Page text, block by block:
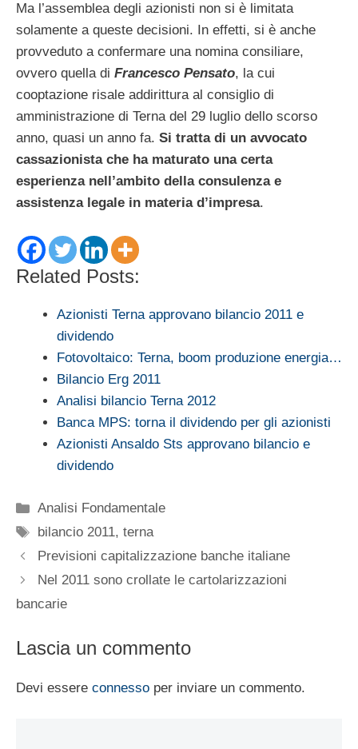
Ma l’assemblea degli azionisti non si è limitata
solamente a queste decisioni. In effetti, si è anche
provveduto a confermare una nomina consiliare,
ovvero quella di Francesco Pensato, la cui
cooptazione risale addirittura al consiglio di
amministrazione di Terna del 29 luglio dello scorso
anno, quasi un anno fa. Si tratta di un avvocato
cassazionista che ha maturato una certa
esperienza nell’ambito della consulenza e
assistenza legale in materia d’impresa.
Related Posts:
Azionisti Terna approvano bilancio 2011 e
dividendo
Fotovoltaico: Terna, boom produzione energia…
Bilancio Erg 2011
Analisi bilancio Terna 2012
Banca MPS: torna il dividendo per gli azionisti
Azionisti Ansaldo Sts approvano bilancio e
dividendo
Categorie
Analisi Fondamentale
Tag
bilancio 2011,terna
Previsioni capitalizzazione banche italiane
Nel 2011 sono crollate le cartolarizzazioni
bancarie
Lascia un commento
Devi essere connesso per inviare un commento.